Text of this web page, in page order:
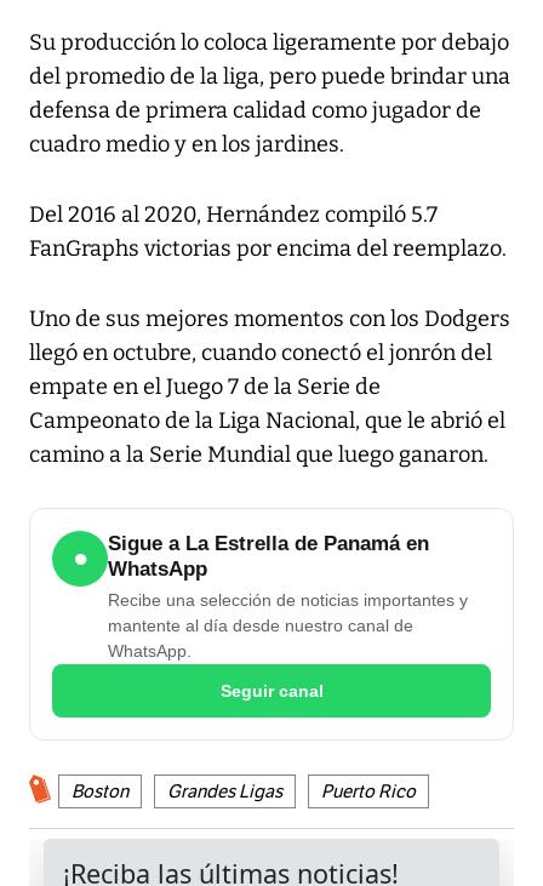
Su producción lo coloca ligeramente por debajo
del promedio de la liga, pero puede brindar una
defensa de primera calidad como jugador de
cuadro medio y en los jardines.
Del 2016 al 2020, Hernández compiló 5.7
FanGraphs victorias por encima del reemplazo.
Uno de sus mejores momentos con los Dodgers
llegó en octubre, cuando conectó el jonrón del
empate en el Juego 7 de la Serie de
Campeonato de la Liga Nacional, que le abrió el
camino a la Serie Mundial que luego ganaron.
●
Sigue a La Estrella de Panamá en
WhatsApp
Recibe una selección de noticias importantes y
mantente al día desde nuestro canal de
WhatsApp.
Seguir canal
Boston Grandes Ligas Puerto Rico